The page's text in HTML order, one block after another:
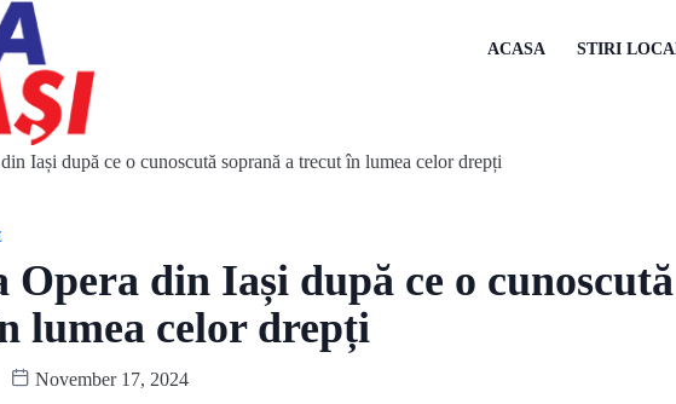
ACASA STIRI
Opera din Iași după ce o
lumea celor drepți
November 17, 2024